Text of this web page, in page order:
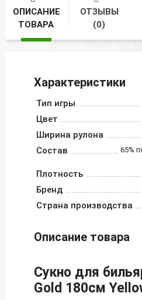
ОПИСАНИЕ
ТОВАРА
ОТЗЫВЫ
(0)
Характеристики
Тип игры
Цвет
Ширина рулона
Состав 65%
Плотность
Бренд
Страна производства
Описание товара
Сукно для
Gold 180см